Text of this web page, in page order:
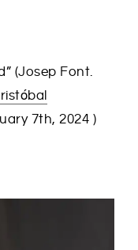
(Josep Font.
7th, 2024 )